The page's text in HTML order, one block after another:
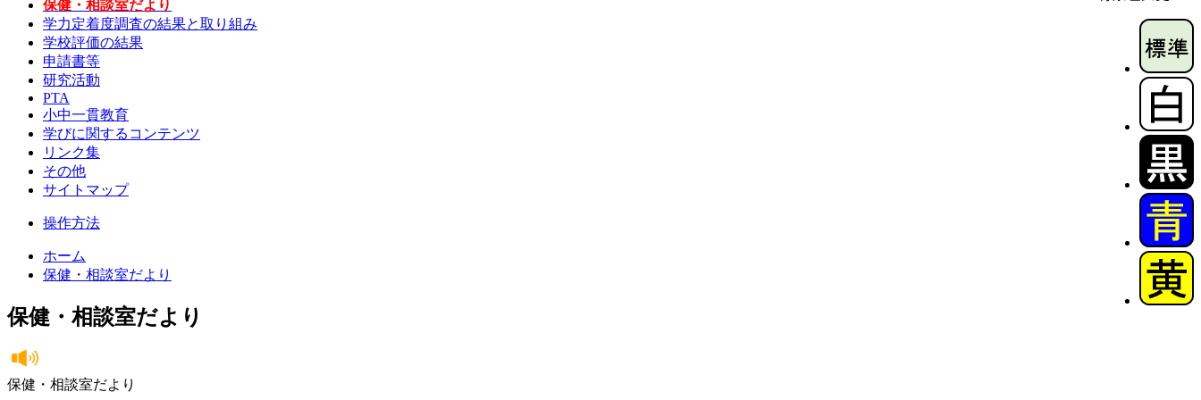
保健・相談室だより
学力定着度調査の結果と取り組み
学校評価の結果
申請書等
研究活動
PTA
小中一貫教育
学びに関するコンテンツ
リンク集
その他
サイトマップ
操作方法
ホーム
保健・相談室だより
保健・相談室だより
保健・相談室だより